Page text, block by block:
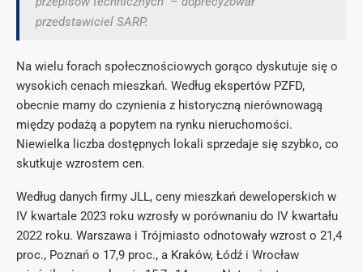
przedstawiciel SARP.
Na wielu forach społecznościowych gorąco dyskutuje się o
wysokich cenach mieszkań. Według ekspertów PZFD,
obecnie mamy do czynienia z historyczną nierównowagą
między podażą a popytem na rynku nieruchomości.
Niewielka liczba dostępnych lokali sprzedaje się szybko, co
skutkuje wzrostem cen.
Według danych firmy JLL, ceny mieszkań deweloperskich w
IV kwartale 2023 roku wzrosły w porównaniu do IV kwartału
2022 roku. Warszawa i Trójmiasto odnotowały wzrost o 21,4
proc., Poznań o 17,9 proc., a Kraków, Łódź i Wrocław